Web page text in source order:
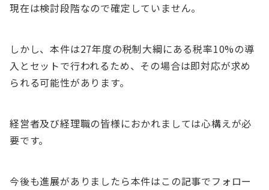
現在は検討段階なので確定していません。
しかし、本件は27年度の税制大綱にある税率10%の導
入とセットで行われるため、その場合は即対応が求め
られる可能性があります。
経営者及び経理職の皆様におかれましては心構えが必
要です。
今後も進展がありましたら本件はこの記事でフォロー